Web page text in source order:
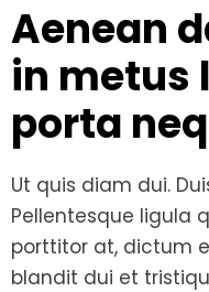
Aenean
in metus
porta
Ut quis diam dui.
Pellentesque ligula
porttitor at, dictum
blandit dui et